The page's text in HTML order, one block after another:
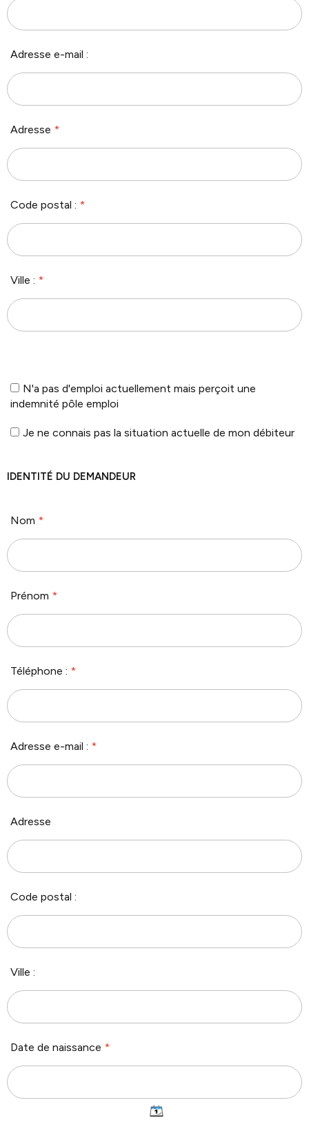
Adresse e-mail :
Adresse *
Code postal : *
Ville : *
N'a pas d'emploi actuellement mais perçoit une
indemnité pôle emploi
Je ne connais pas la situation actuelle de mon débiteur
IDENTITÉ DU DEMANDEUR
Nom *
Prénom *
Téléphone : *
Adresse e-mail : *
Adresse
Code postal :
Ville :
Date de naissance *